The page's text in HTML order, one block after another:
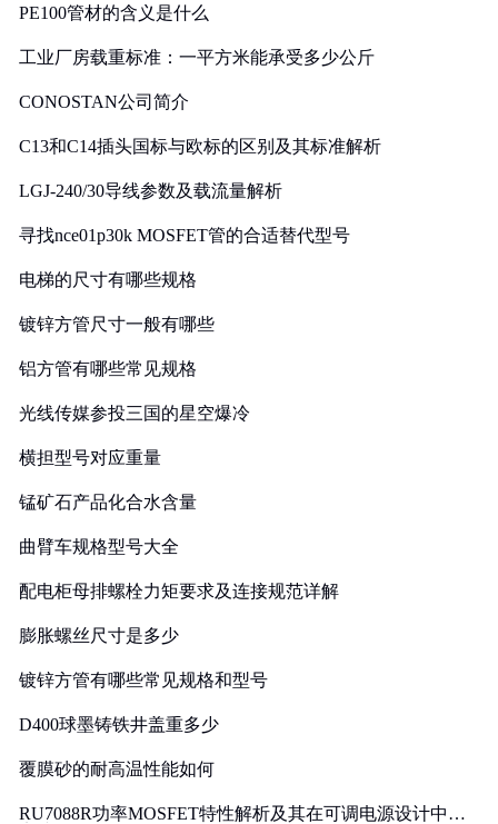
PE100管材的含义是什么
工业厂房载重标准：一平方米能承受多少公斤
CONOSTAN公司简介
C13和C14插头国标与欧标的区别及其标准解析
LGJ-240/30导线参数及载流量解析
寻找nce01p30k MOSFET管的合适替代型号
电梯的尺寸有哪些规格
镀锌方管尺寸一般有哪些
铝方管有哪些常见规格
光线传媒参投三国的星空爆冷
横担型号对应重量
锰矿石产品化合水含量
曲臂车规格型号大全
配电柜母排螺栓力矩要求及连接规范详解
膨胀螺丝尺寸是多少
镀锌方管有哪些常见规格和型号
D400球墨铸铁井盖重多少
覆膜砂的耐高温性能如何
RU7088R功率MOSFET特性解析及其在可调电源设计中的